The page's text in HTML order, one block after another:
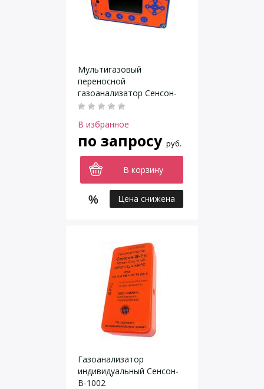
Мультигазовый
переносной
газоанализатор Сенсон-
М-3012
В избранное
по запросу руб.
В корзину
Цена снижена
Газоанализатор
индивидуальный Сенсон-
В-1002